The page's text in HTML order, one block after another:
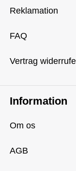
Reklamation
FAQ
Vertrag
Information
Om os
AGB